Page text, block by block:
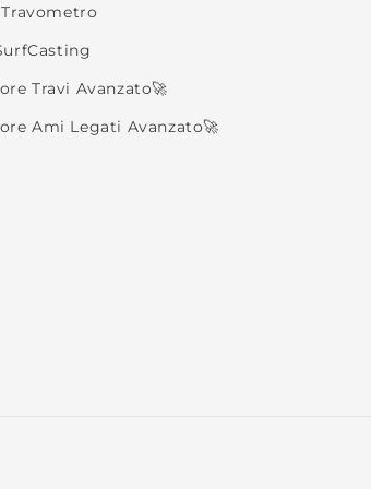
Travi Avanzato🚀
Ami Legati Avanzato🚀